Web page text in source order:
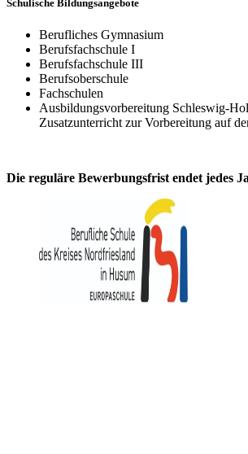
Schulische Bildungsangebote
Berufliches Gymnasium
Berufsfachschule I
Berufsfachschule III
Berufsoberschule
Fachschulen
Ausbildungsvorbereitung Schleswig-
Zusatzunterricht zur Vorbereitung auf
Die reguläre Bewerbungsfrist endet jedes